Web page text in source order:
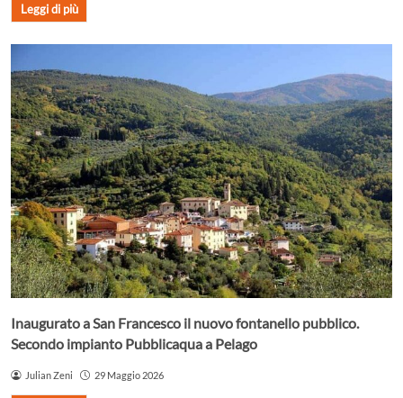
Leggi di più
Inaugurato a San Francesco il nuovo fontanello pubblico.
Secondo impianto Pubblicaqua a Pelago
Julian Zeni 29 Maggio 2026